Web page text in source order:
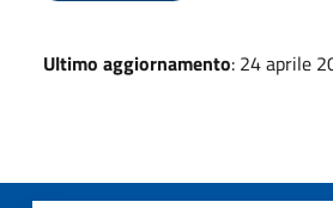
Ultimo aggiornamento: 24 aprile